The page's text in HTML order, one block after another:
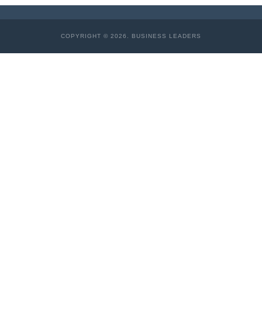
COPYRIGHT © 2026. BUSINESS LEADERS